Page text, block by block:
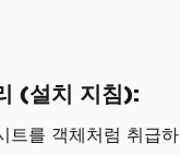
(설치 지침):
를 객체처럼 취급하